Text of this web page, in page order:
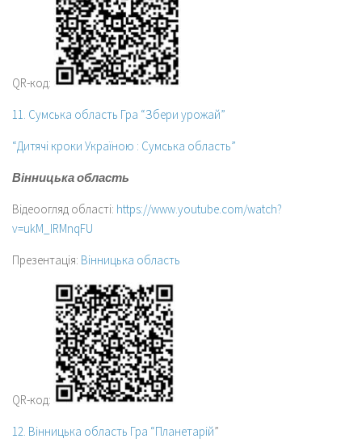
QR-код:
11. Сумська область Гра “Збери урожай”
“Дитячі кроки Україною : Сумська область”
Вінницька область
Відеоогляд області: https://www.youtube.com/watch?
v=ukM_IRMnqFU
Презентація: Вінницька область
QR-код:
12. Вінницька область Гра “Планетарій”